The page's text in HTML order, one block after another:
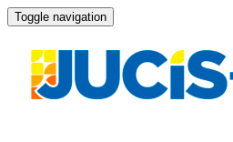
Toggle navigation